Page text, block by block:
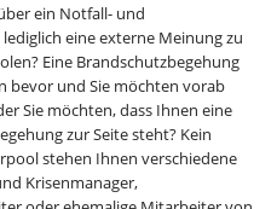
ein Notfall- und
eine externe Meinung zu
Eine Brandschutzbegehung
bevor und Sie möchten vorab
Sie möchten, dass Ihnen eine
zur Seite steht? Kein
stehen Ihnen verschiedene
Krisenmanager,